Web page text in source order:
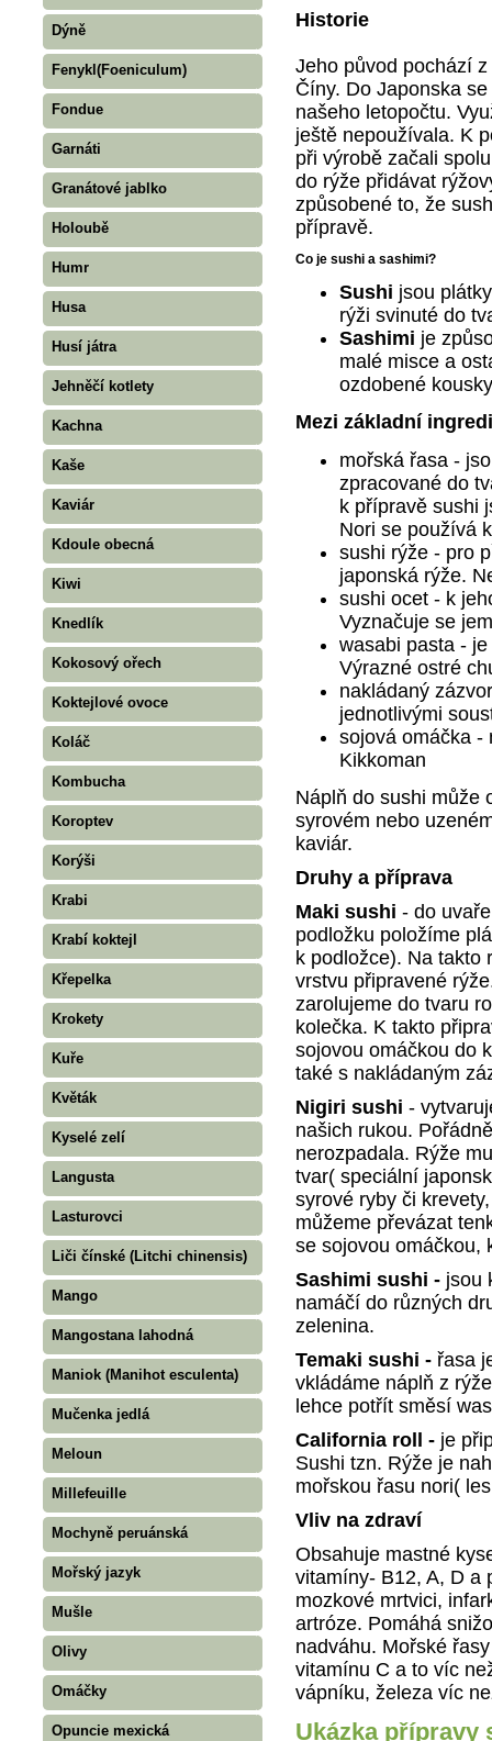
Dýně
Fenykl(Foeniculum)
Fondue
Garnáti
Granátové jablko
Holoubě
Humr
Husa
Husí játra
Jehněčí kotlety
Kachna
Kaše
Kaviár
Kdoule obecná
Kiwi
Knedlík
Kokosový ořech
Koktejlové ovoce
Koláč
Kombucha
Koroptev
Korýši
Krabi
Krabí koktejl
Křepelka
Krokety
Kuře
Květák
Kyselé zelí
Langusta
Lasturovci
Liči čínské (Litchi chinensis)
Mango
Mangostana lahodná
Maniok (Manihot esculenta)
Mučenka jedlá
Meloun
Millefeuille
Mochyně peruánská
Mořský jazyk
Mušle
Olivy
Omáčky
Opuncie mexická
Historie
Jeho původ pochází
Číny. Do Japonska
našeho letopočtu.
ještě nepoužívala. K
při výrobě začali
do rýže přidávat
způsobené to, že
přípravě.
Co je sushi a sashimi?
Sushi jsou
rýži svinuté do
Sashimi je
malé misce a
ozdobené
Mezi základní
mořská řasa -
zpracované do
k přípravě sushi
Nori se používá
sushi rýže - pro
japonská rýže.
sushi ocet - k
Vyznačuje se
wasabi pasta -
Výrazné ostré
nakládaný
jednotlivými
sojová omáčka -
Kikkoman
Náplň do sushi může
syrovém nebo
kaviár.
Druhy a příprava
Maki sushi - do
podložku položíme
k podložce). Na takto
vrstvu připravené
zarolujeme do tvaru
kolečka. K takto
sojovou omáčkou do
také s nakládaným
Nigiri sushi -
našich rukou.
nerozpadala. Rýže
tvar( speciální
syrové ryby či
můžeme převázat
se sojovou omáčkou,
Sashimi sushi - jsou
namáčí do různých
zelenina.
Temaki sushi - řasa
vkládáme náplň z
lehce potřít směsí
California roll - je
Sushi tzn. Rýže je
mořskou řasu nori(
Vliv na zdraví
Obsahuje mastné
vitamíny- B12, A, D a
mozkové mrtvici,
artróze. Pomáhá
nadváhu. Mořské
vitamínu C a to víc
vápníku, železa víc
Ukázka přípravy